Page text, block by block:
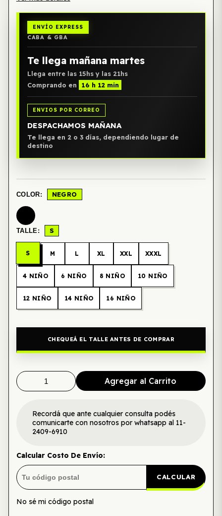
ENVÍO EXPRESS
CABA & GBA
Te llega mañana martes
Llega entre las 15hs y las 21hs
Comprando en
16 h 12 min
ENVIOS POR CORREO
DESPACHAMOS MAÑANA
Te llega en 2 o 3 días, dependiendo lugar de
destino
COLOR: NEGRO
TALLE: S
S M L XL XXL XXXL
4 NIÑO 6 NIÑO 8 NIÑO 10 NIÑO
12 NIÑO 14 NIÑO 16 NIÑO
CHEQUEÁ EL TALLE ANTES DE COMPRAR
Agregar al Carrito
Recordá que ante cualquier consulta podés
comunicarte con nosotros por whatsapp al 11-
2409-6910
Calcular Costo De Envío:
CALCULAR
No sé mi código postal